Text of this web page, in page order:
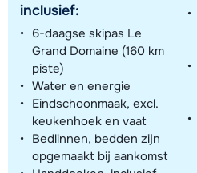
inclusief:
6-daagse skipas Le
Grand Domaine (160 km
piste)
Water en energie
Eindschoonmaak, excl.
keukenhoek en vaat
Bedlinnen, bedden zijn
opgemaakt bij aankomst